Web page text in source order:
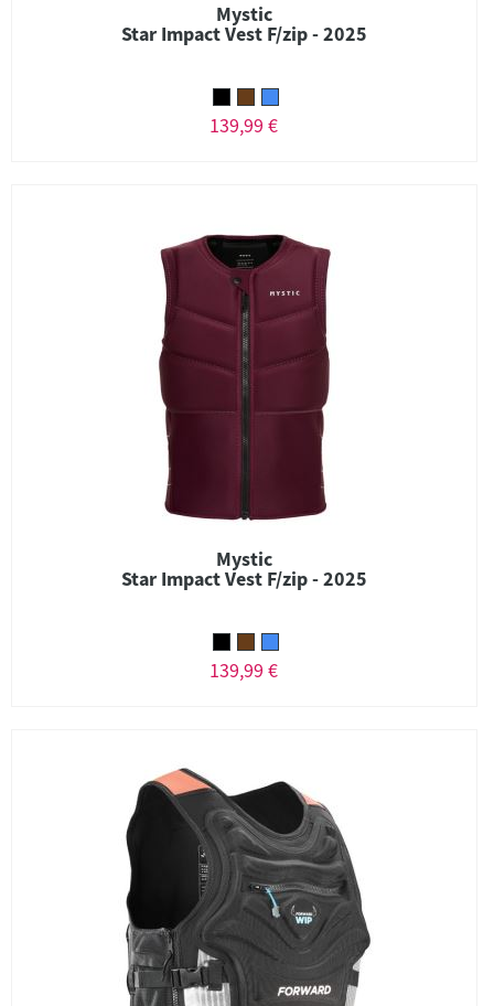
Mystic
Star Impact Vest F/zip - 2025
139,99 €
Mystic
Star Impact Vest F/zip - 2025
139,99 €